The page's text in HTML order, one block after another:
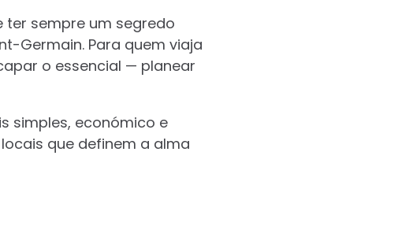
ter sempre um segredo
Germain. Para quem viaja
o essencial — planear
simples, económico e
que definem a alma